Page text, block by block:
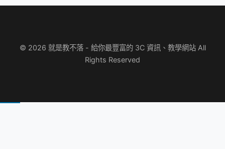
© 2026 就是教不落 - 給你最豐富的 3C 資訊、教學網站 All
Rights Reserved